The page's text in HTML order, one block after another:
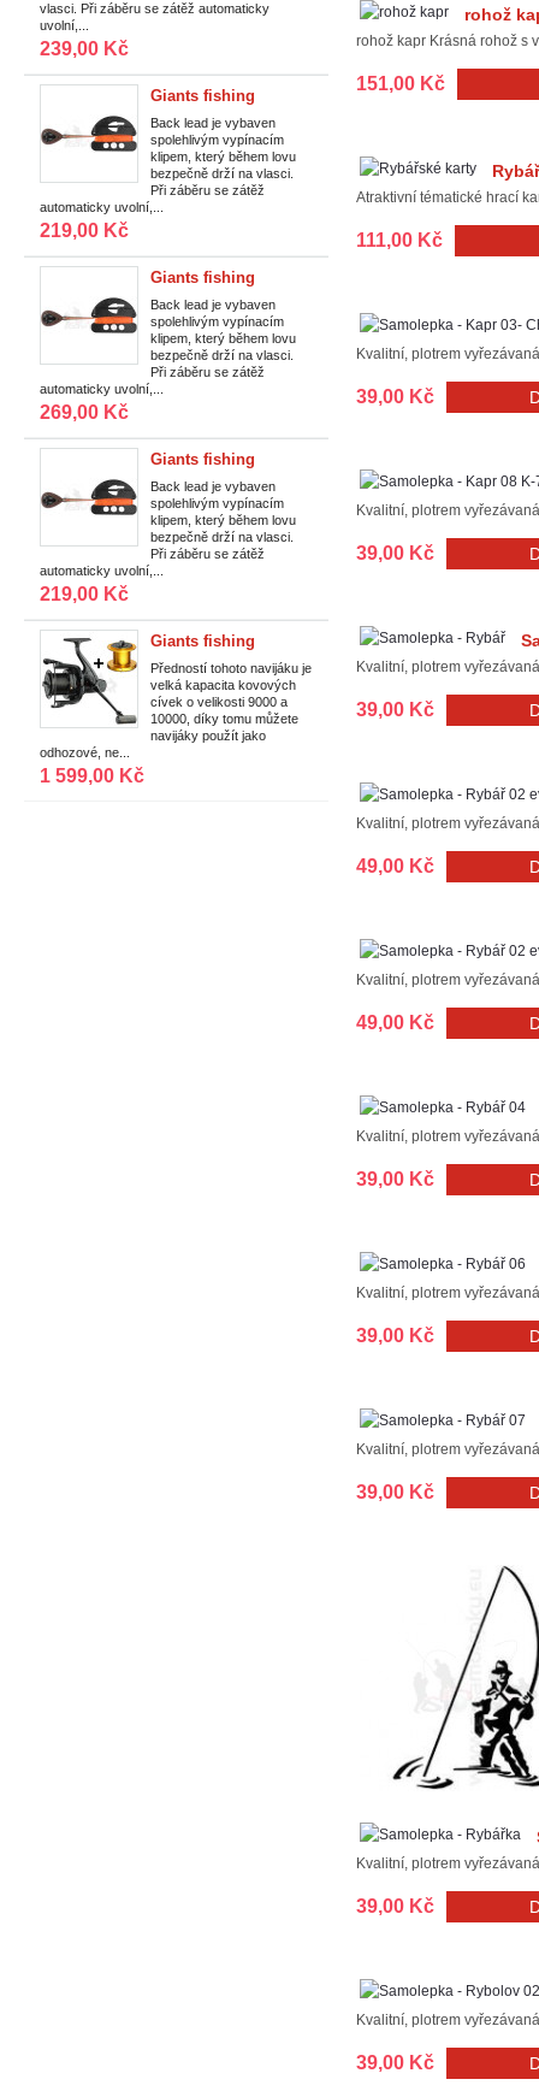
Deluxe|85g
vlasci. Při záběru se zátěž automaticky
uvolní,...
239,00 Kč
Giants fishing
Vypínací zátěž Back
Lead Deluxe|56g
Back lead je vybaven
spolehlivým vypínacím
klipem, který během lovu
bezpečně drží na vlasci.
Při záběru se zátěž
automaticky uvolní,...
219,00 Kč
Giants fishing
Vypínací zátěž Back
Lead Deluxe|113g
Back lead je vybaven
spolehlivým vypínacím
klipem, který během lovu
bezpečně drží na vlasci.
Při záběru se zátěž
automaticky uvolní,...
269,00 Kč
Giants fishing
Vypínací zátěž Back
Lead Deluxe
Back lead je vybaven
spolehlivým vypínacím
klipem, který během lovu
bezpečně drží na vlasci.
Při záběru se zátěž
automaticky uvolní,...
219,00 Kč
Giants fishing
Naviják XRS FD 9000
+ zlatá cívka 10000
ZDARMA!
Předností tohoto navijáku je
velká kapacita kovových
cívek o velikosti 9000 a
10000, díky tomu můžete
navijáky použít jako
odhozové, ne...
1 599,00 Kč
rohož
rohož kapr Krásná rohož s
151,00 Kč
Atraktivní tématické hrací
111,00 Kč
Kvalitní, plotrem
39,00 Kč
Kvalitní, plotrem
39,00 Kč
Kvalitní, plotrem
39,00 Kč
Kvalitní, plotrem
49,00 Kč
Kvalitní, plotrem
49,00 Kč
Kvalitní, plotrem
39,00 Kč
Kvalitní, plotrem
39,00 Kč
Kvalitní, plotrem
39,00 Kč
Kvalitní, plotrem
39,00 Kč
Kvalitní, plotrem
39,00 Kč